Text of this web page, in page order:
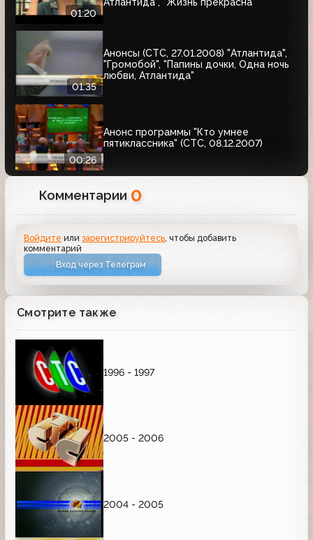
01:20
01:35
Анонсы (СТС, 27.01.2008) "Атлантида",
"Громобой", "Папины дочки, Одна ночь
любви, Атлантида"
00:26
Анонс программы "Кто умнее
пятиклассника" (СТС, 08.12.2007)
Комментарии 0
Войдите илизарегистрируйтесь, чтобы добавить
комментарий
Вход через Телеграм
Смотрите также
1996 - 1997
2005 - 2006
2004 - 2005